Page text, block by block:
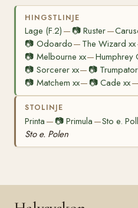
HINGSTLINJE
Lage (F.2) — 📷Ruster—
📷 Odoardo— The Wizard xx
📷 Melbourne xx—Humphrey
📷 Sorcerer xx— 📷
📷 Matchem xx— 📷Cade xx—
STOLINJE
Printa — 📷Primula —Sto e.
Sto e. Polen